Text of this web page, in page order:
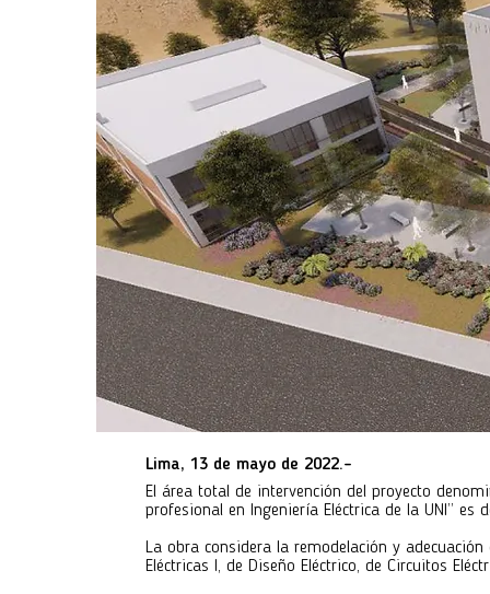
Lima, 13 de mayo de 2022.-
El área total de intervención del proyecto
profesional en Ingeniería Eléctrica de la UNI” es
La obra considera la remodelación y
Eléctricas I, de Diseño Eléctrico, de Circuitos